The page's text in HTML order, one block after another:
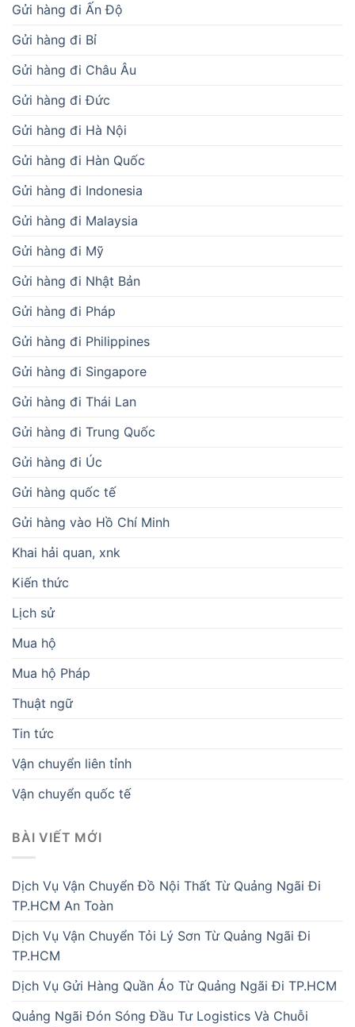
Gửi hàng đi Ấn Độ
Gửi hàng đi Bỉ
Gửi hàng đi Châu Âu
Gửi hàng đi Đức
Gửi hàng đi Hà Nội
Gửi hàng đi Hàn Quốc
Gửi hàng đi Indonesia
Gửi hàng đi Malaysia
Gửi hàng đi Mỹ
Gửi hàng đi Nhật Bản
Gửi hàng đi Pháp
Gửi hàng đi Philippines
Gửi hàng đi Singapore
Gửi hàng đi Thái Lan
Gửi hàng đi Trung Quốc
Gửi hàng đi Úc
Gửi hàng quốc tế
Gửi hàng vào Hồ Chí Minh
Khai hải quan, xnk
Kiến thức
Lịch sử
Mua hộ
Mua hộ Pháp
Thuật ngữ
Tin tức
Vận chuyển liên tỉnh
Vận chuyển quốc tế
BÀI VIẾT MỚI
Dịch Vụ Vận Chuyển Đồ Nội Thất Từ Quảng Ngãi Đi
TP.HCM An Toàn
Dịch Vụ Vận Chuyển Tỏi Lý Sơn Từ Quảng Ngãi Đi
TP.HCM
Dịch Vụ Gửi Hàng Quần Áo Từ Quảng Ngãi Đi TP.HCM
Quảng Ngãi Đón Sóng Đầu Tư Logistics Và Chuỗi